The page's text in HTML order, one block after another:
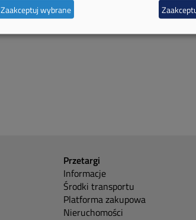
Przetargi
Informacje
Środki transportu
Platforma zakupowa
Nieruchomości
Zaakceptuj wybrane